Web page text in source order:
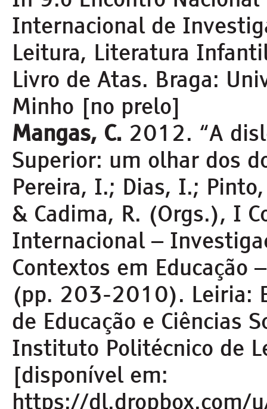
Internacional de
Leitura, Literatura
Livro de Atas. Braga:
Minho [no prelo]
Mangas, C. 2012. “A
Superior: um olhar dos
Pereira, I.; Dias, I.;
& Cadima, R. (Orgs.), I
Internacional –
Contextos em Educação
(pp. 203-2010). Leiria:
de Educação e Ciências
Instituto Politécnico de
[disponível em:
https://dl.dropbox.com/